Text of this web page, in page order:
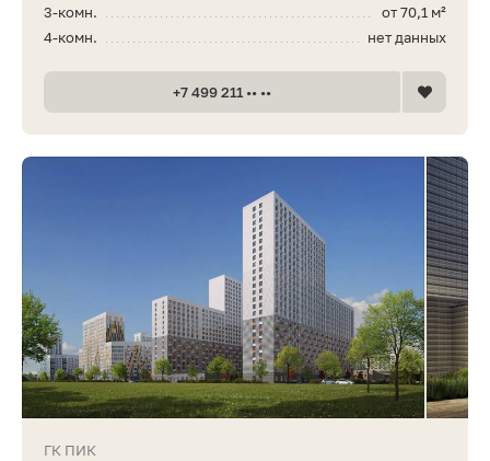
от 70,1 м²
3-комн.
нет данных
4-комн.
+7 499 211 •• ••
ГК ПИК